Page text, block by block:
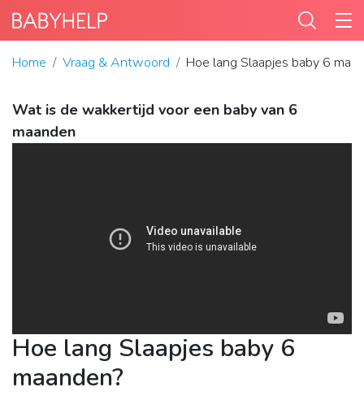
Home Vraag & Antwoord Hoe lang Slaapjes baby 6
Wat is de wakkertijd voor een baby van 6
maanden
Hoe lang Slaapjes baby 6
maanden?